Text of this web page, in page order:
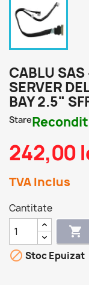
CABLU
SERVER
BAY 2.5"
Stare
242,00
TVA Inclus
Cantitate

 Stoc Epuizat